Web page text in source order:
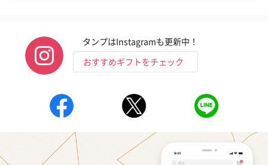
ハンドクリーム3本セッ
ト【ありがとう】
（1,100円）
シャワージェル＆ハン
ドクリーム（ピンクグ
レープフルーツ）
リラックスグッズ
リラックスグッズを同梱してお届けします。
タンプはInstagramも更新中！
おすすめギフトをチェック